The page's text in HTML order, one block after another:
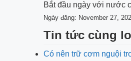
Bắt đầu ngày với nước
Ngày đăng: November 27,
Tin tức cùng
Có nên trữ cơm nguội